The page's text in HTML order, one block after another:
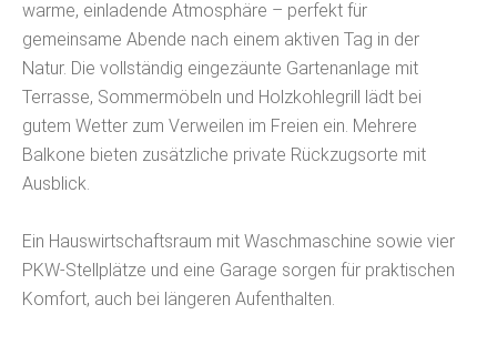
warme, einladende Atmosphäre – perfekt für
gemeinsame Abende nach einem aktiven Tag in der
Natur. Die vollständig eingezäunte Gartenanlage mit
Terrasse, Sommermöbeln und Holzkohlegrill lädt bei
gutem Wetter zum Verweilen im Freien ein. Mehrere
Balkone bieten zusätzliche private Rückzugsorte mit
Ausblick.
Ein Hauswirtschaftsraum mit Waschmaschine sowie vier
PKW-Stellplätze und eine Garage sorgen für praktischen
Komfort, auch bei längeren Aufenthalten.